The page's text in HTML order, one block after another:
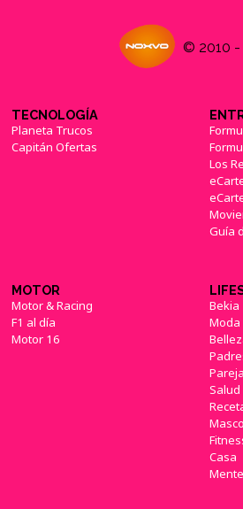
© 2010 -
TECNOLOGÍA
Planeta Trucos
Capitán Ofertas
Los
Guía
MOTOR
Motor & Racing
F1 al día
Motor 16
Bekia
Moda
Pareja
Salud
Casa
Mente